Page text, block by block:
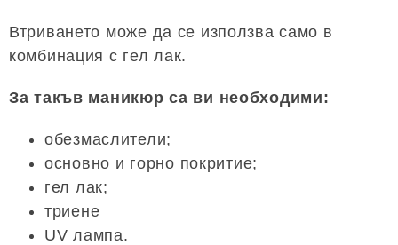
Втриването може да се използва само в
комбинация с гел лак.
За такъв маникюр са ви необходими:
обезмаслители;
основно и горно покритие;
гел лак;
триене
UV лампа.